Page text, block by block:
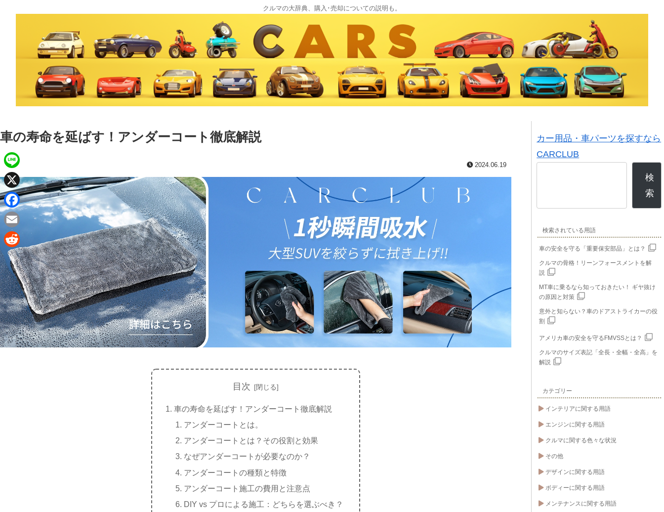
クルマの大辞典、購入･売却についての説明も。
車の寿命を延ばす！アンダーコート徹底解説
2024.06.19
目次
車の寿命を延ばす！アンダーコート徹底解説
アンダーコートとは。
アンダーコートとは？その役割と効果
なぜアンダーコートが必要なのか？
アンダーコートの種類と特徴
アンダーコート施工の費用と注意点
DIY vs プロによる施工：どちらを選ぶべき？
カー用品・車パーツを探すなら
CARCLUB
検
索
検索されている用語
車の安全を守る「重要保安部品」とは？
クルマの骨格！リーンフォースメントを解
説
MT車に乗るなら知っておきたい！ ギヤ抜け
の原因と対策
意外と知らない？車のドアストライカーの役
割
アメリカ車の安全を守るFMVSSとは？
クルマのサイズ表記「全長・全幅・全高」を
解説
カテゴリー
インテリアに関する用語
エンジンに関する用語
クルマに関する色々な状況
その他
デザインに関する用語
ボディーに関する用語
メンテナンスに関する用語
L
i
n
e
X
F
a
c
e
b
o
o
k
E
m
a
i
l
R
e
d
d
i
t